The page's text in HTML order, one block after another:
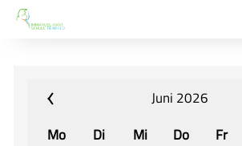
Neu hier?
Für Eltern und Schüler
Juni 2026
Mo
Di Mi Do Fr